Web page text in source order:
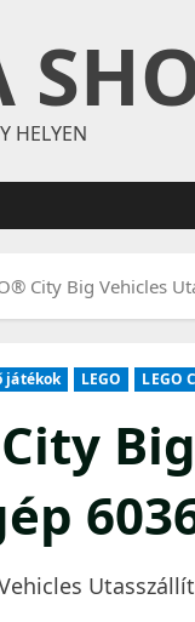
HELYEN
City Big Vehicles
játékok LEGO LEGO